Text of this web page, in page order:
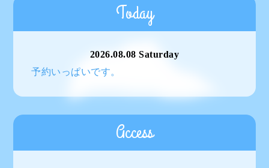
Today
2026.08.08 Saturday
予約いっぱいです。
Access